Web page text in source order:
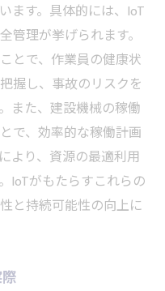
ます。具体的には、IoT
管理が挙げられます。
とで、作業員の健康状
握し、事故のリスクを
また、建設機械の稼働
で、効率的な稼働計画
より、資源の最適利用
IoTがもたらすこれらの
と持続可能性の向上に